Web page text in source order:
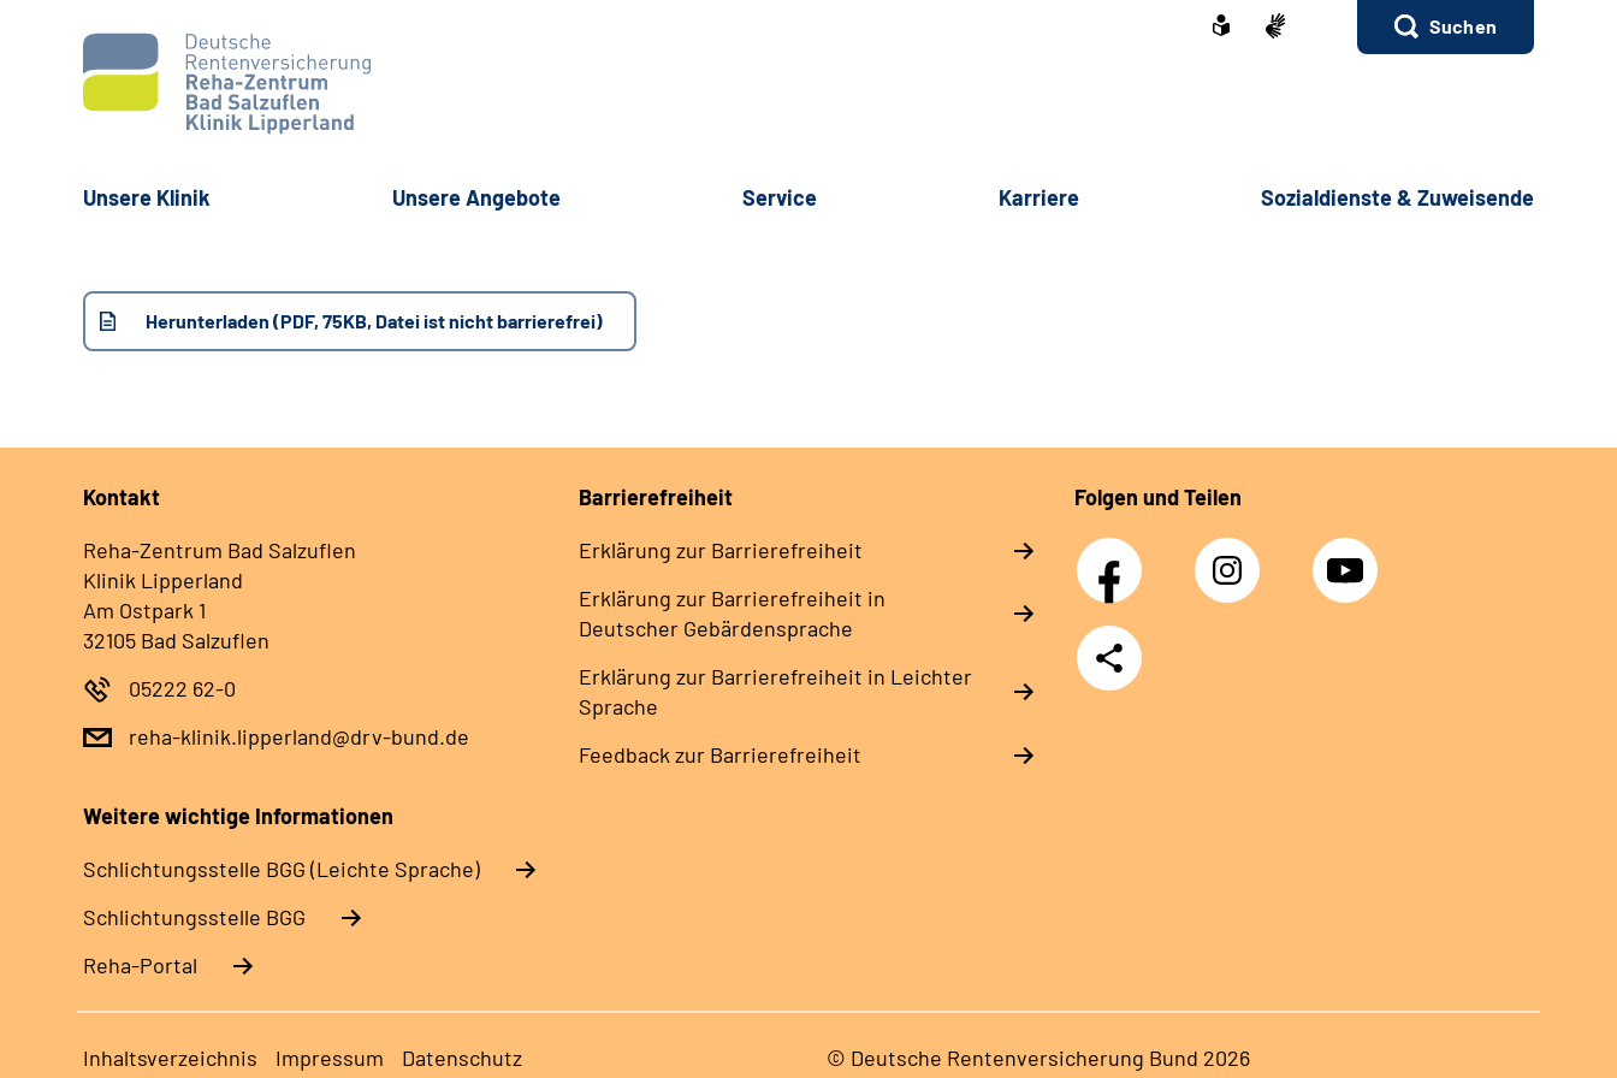
Suchen
Unsere Klinik Unsere Angebote Service Karriere Sozialdienste & Zuweisende
Herunterladen (PDF, 75KB, Datei ist nicht barrierefrei)
Kontakt
Reha-Zentrum Bad Salzuflen
Klinik Lipperland
Am Ostpark 1
32105 Bad Salzuflen
05222 62-0
reha-klinik.lipperland@drv-bund.de
Barrierefreiheit
Erklärung zur Barrierefreiheit
Erklärung zur Barrierefreiheit in
Deutscher Gebärdensprache
Erklärung zur Barrierefreiheit in Leichter
Sprache
Feedback zur Barrierefreiheit
Folgen und Teilen
Facebook Instagram YouTube
Teilen
Weitere wichtige Informationen
Schlich­tungs­stel­le BGG (Leichte Sprache)
Schlich­tungs­stel­le BGG
Reha-Portal
Inhaltsverzeichnis Impressum Datenschutz © Deutsche Rentenversicherung Bund 2026